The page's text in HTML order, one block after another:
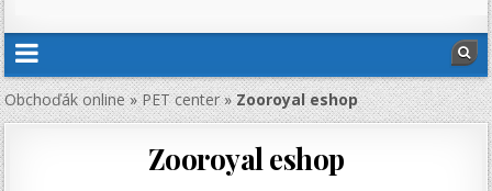
Obchoďák online»PET center»Zooroyal eshop
Zooroyal eshop